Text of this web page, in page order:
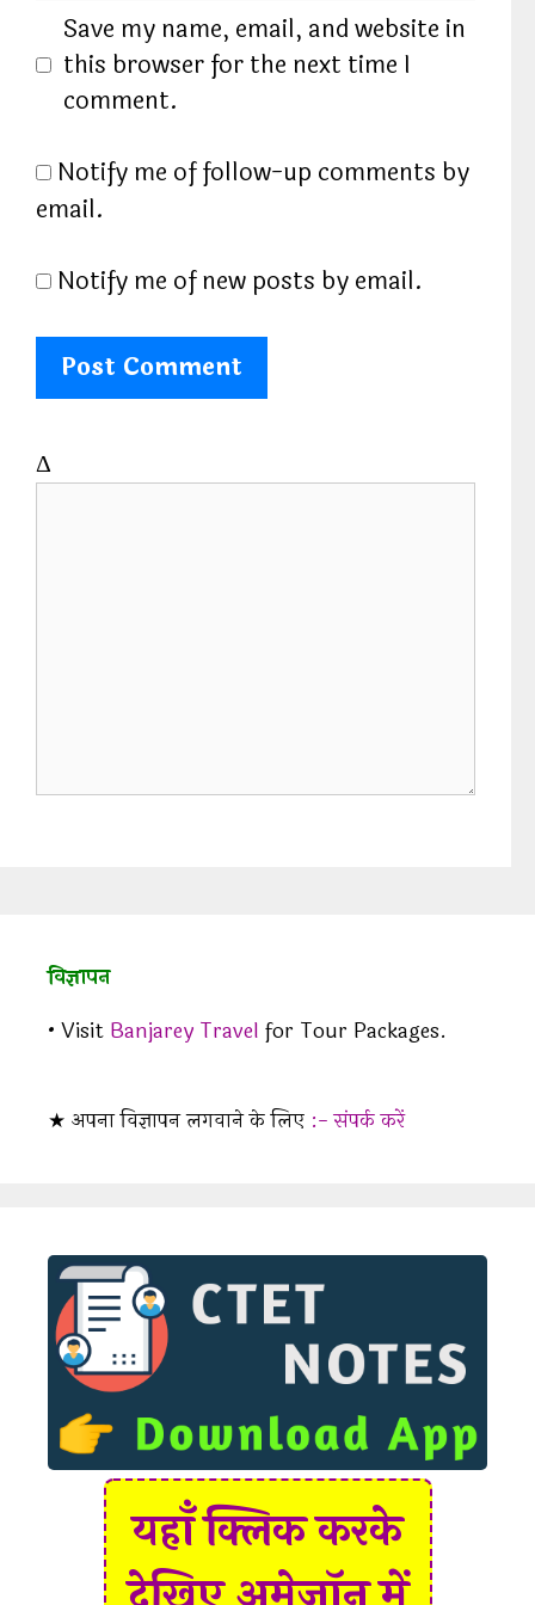
s
e
Save my name, email, and website in
this browser for the next time I
comment.
Notify me of follow-up comments by
email.
Notify me of new posts by email.
Δ
विज्ञापन
• Visit Banjarey Travel for Tour Packages.
★ अपना विज्ञापन लगवाने के लिए :- संपर्क करें
यहाँ क्लिक करके